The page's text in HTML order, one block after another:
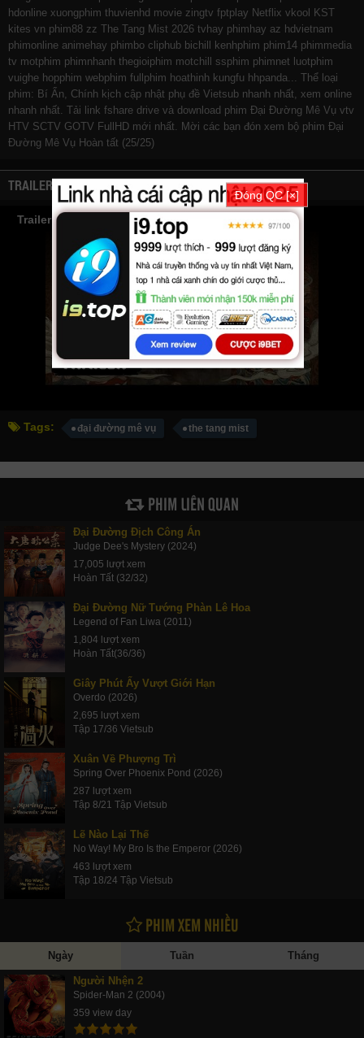
hdonline xuongphim thuvienhd movie zingtv fptplay Netflix vkool KST
kites vn phim88 zz The Tang Mist 2026 tvhay phimhay az hdvietnam
phimonline animehay phimbo cliphub bichill kenhphim phim14 phimmedia
tv motphim phimnhanh thegioiphim motchill ssphim phimnet luotphim
vuighe hopphim webphim fullphim hoathinh kungfu hhpanda ... Thể loại
phim: Bí Ẩn, Chính kịch cập nhật phụ đề Vietsub nhanh nhất, xem online
nhanh nhất. Tải link fshare drive và download phim Đại Đường Mê Vụ vtv
HTV SCTV GOTV FullHD mới nhất. Mời các bạn đón xem bộ phim Đại
Đường Mê Vụ Hoàn tất (25/25)
TRAILER
Trailer Phim Đại Đường Mê Vụ
Tags: đại đường mê vụ the tang mist
PHIM LIÊN QUAN
Đại Đường Địch Công Án
Judge Dee's Mystery (2024)
17,005 lượt xem
Hoàn Tất (32/32)
Đại Đường Nữ Tướng Phàn Lê Hoa
Legend of Fan Liwa (2011)
1,804 lượt xem
Hoàn Tất(36/36)
Giây Phút Ấy Vượt Giới Hạn
Overdo (2026)
2,695 lượt xem
Tập 17/36 Vietsub
Xuân Về Phượng Trì
Spring Over Phoenix Pond (2026)
287 lượt xem
Tập 8/21 Tập Vietsub
Lẽ Nào Lại Thế
No Way! My Bro Is the Emperor (2026)
463 lượt xem
Tập 18/24 Tập Vietsub
PHIM XEM NHIỀU
Ngày Tuần Tháng
Người Nhện 2
Spider-Man 2 (2004)
359 view day
Đóng QC [×]